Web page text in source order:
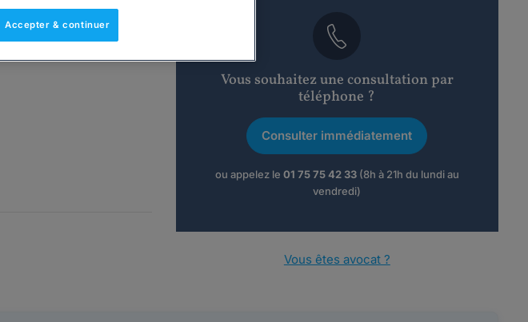
Vous souhaitez une consultation par
téléphone ?
Consulter immédiatement
ou appelez le 01 75 75 42 33(8h à 21h du lundi au
vendredi)
Vous êtes avocat ?
Accepter & continuer